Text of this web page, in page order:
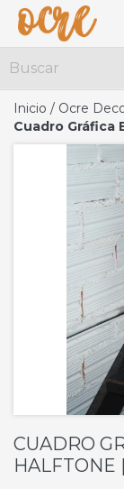
Inicio / Ocre
Cuadro
CUADRO
HALFTONE